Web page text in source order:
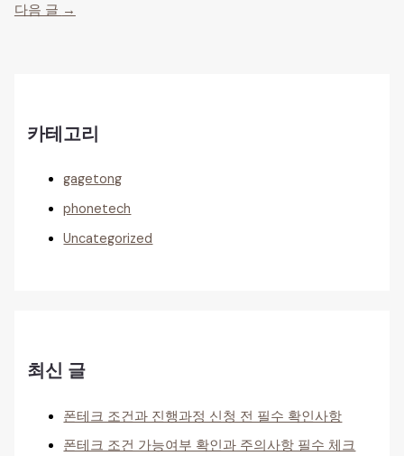
다음 글 →
카테고리
gagetong
phonetech
Uncategorized
최신 글
폰테크 조건과 진행과정 신청 전 필수 확인사항
폰테크 조건 가능여부 확인과 주의사항 필수 체크